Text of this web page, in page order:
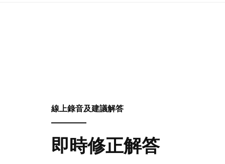
線上錄音及建議解答
即時修正解答